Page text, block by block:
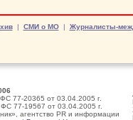
| СМИ о МО| Журналисты-
77-20365 от 03.04.2005 г.
77-19567 от 03.04.2005 г.
агентство PR и информации